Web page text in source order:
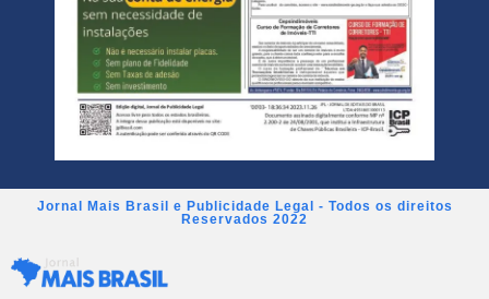
Jornal Mais Brasil e Publicidade Legal - Todos os direitos
Reservados 2022